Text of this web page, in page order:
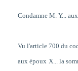
Condamne M. Y...
Vu l'article 700 du
aux époux X... la